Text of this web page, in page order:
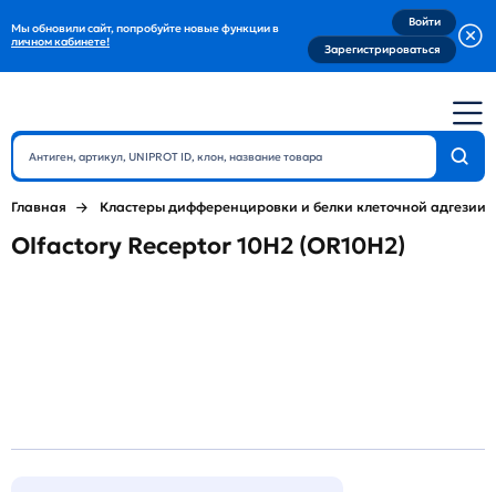
Мы обновили сайт, попробуйте новые функции в
личном кабинете!
Войти
Зарегистрироваться
Главная Кластеры дифференцировки и белки клеточной адгезии
Olfactory Receptor 10H2 (OR10H2)